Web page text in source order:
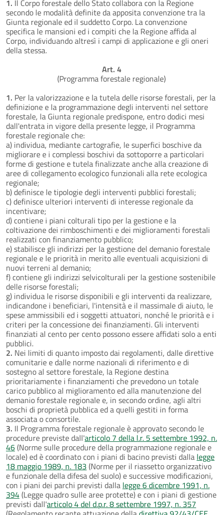
1. Il Corpo forestale dello Stato collabora con la Regione
secondo le modalità definite da apposita convenzione tra la
Giunta regionale ed il suddetto Corpo. La convenzione
specifica le mansioni ed i compiti che la Regione affida al
Corpo, individuando altresì i campi di applicazione e gli oneri
della stessa.
Art. 4
(Programma forestale regionale)
1. Per la valorizzazione e la tutela delle risorse forestali, per la
definizione e la programmazione degli interventi nel settore
forestale, la Giunta regionale predispone, entro dodici mesi
dall'entrata in vigore della presente legge, il Programma
forestale regionale che:
a) individua, mediante cartografie, le superfici boschive da
migliorare e i complessi boschivi da sottoporre a particolari
forme di gestione e tutela finalizzate anche alla creazione di
aree di collegamento ecologico funzionali alla rete ecologica
regionale;
b) definisce le tipologie degli interventi pubblici forestali;
c) definisce ulteriori interventi di interesse regionale da
incentivare;
d) contiene i piani colturali tipo per la gestione e la
coltivazione dei rimboschimenti e dei miglioramenti forestali
realizzati con finanziamento pubblico;
e) stabilisce gli indirizzi per la gestione del demanio forestale
regionale e le priorità in merito alle eventuali acquisizioni di
nuovi terreni al demanio;
f) contiene gli indirizzi selvicolturali per la gestione sostenibile
delle risorse forestali;
g) individua le risorse disponibili e gli interventi da realizzare,
indicandone i beneficiari, l'intensità e il massimale di aiuto, le
spese ammissibili ed i soggetti attuatori, nonché le priorità e i
criteri per la concessione dei finanziamenti. Gli interventi
finanziati al cento per cento possono essere affidati solo a enti
pubblici.
2. Nei limiti di quanto imposto dai regolamenti, dalle direttive
comunitarie e dalle norme nazionali di riferimento e di
sostegno al settore forestale, la Regione destina
prioritariamente i finanziamenti che prevedono un totale
carico pubblico al miglioramento ed alla manutenzione del
demanio forestale regionale e, in secondo ordine, agli altri
boschi di proprietà pubblica ed a quelli gestiti in forma
associata o consortile.
3. Il Programma forestale regionale è approvato secondo le
procedure previste dall'articolo 7 della l.r. 5 settembre 1992, n.
46(Norme sulle procedure della programmazione regionale e
locale) ed è coordinato con i piani di bacino previsti dalla legge
18 maggio 1989, n. 183 (Norme per il riassetto organizzativo
e funzionale della difesa del suolo) e successive modificazioni,
con i piani dei parchi previsti dalla legge 6 dicembre 1991, n.
394(Legge quadro sulle aree protette) e con i piani di gestione
previsti dall'articolo 4 del d.p.r. 8 settembre 1997, n. 357